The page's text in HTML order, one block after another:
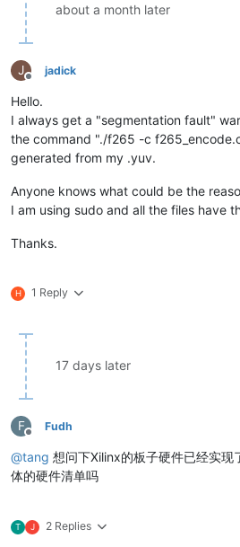
about a month later
J
Offline
jadick
Hello.
I always get a "segmentation fault"
the command "./f265 -c
generated from my .yuv.
Anyone knows what could be the
I am using sudo and all the files have
Thanks.
H 1 Reply
17 days later
F
Offline
Fudh
@tang 想问下Xilinx的板子硬件已经实
体的硬件清单吗
T J 2 Replies